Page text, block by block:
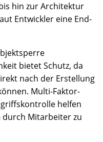
hin zur Architektur
Entwickler eine End-
bietet Schutz, da
nach der Erstellung
Multi-Faktor-
helfen
Mitarbeiter zu